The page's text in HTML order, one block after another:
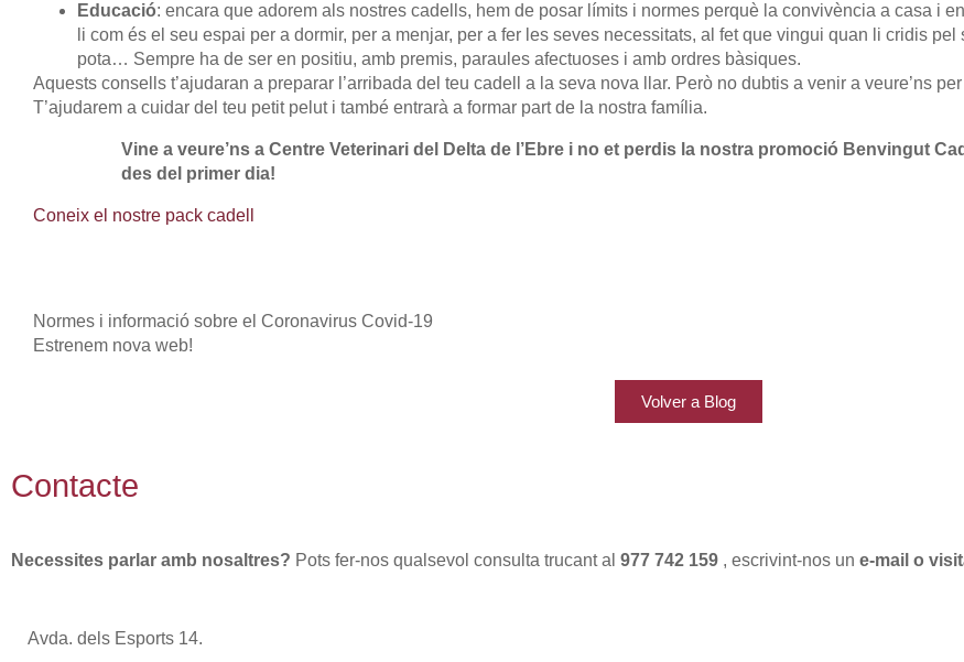
Educació: encara que adorem als nostres cadells, hem de posar límits i normes perquè la convivència a casa i
li com és el seu espai per a dormir, per a menjar, per a fer les seves necessitats, al fet que vingui quan li cridis pel
pota… Sempre ha de ser en positiu, amb premis, paraules afectuoses i amb ordres bàsiques.
Aquests consells t’ajudaran a preparar l’arribada del teu cadell a la seva nova llar. Però no dubtis a venir a veure’ns
T’ajudarem a cuidar del teu petit pelut i també entrarà a formar part de la nostra família.
Vine a veure’ns a Centre Veterinari del Delta de l’Ebre i no et perdis la nostra promoció Benvingut
des del primer dia!
Coneix el nostre pack cadell
Normes i informació sobre el Coronavirus Covid-19
Estrenem nova web!
Volver a Blog
Contacte
Necessites parlar amb nosaltres? Pots fer-nos qualsevol consulta trucant al 977 742 159 , escrivint-nos un e-mail o
Avda. dels Esports 14.